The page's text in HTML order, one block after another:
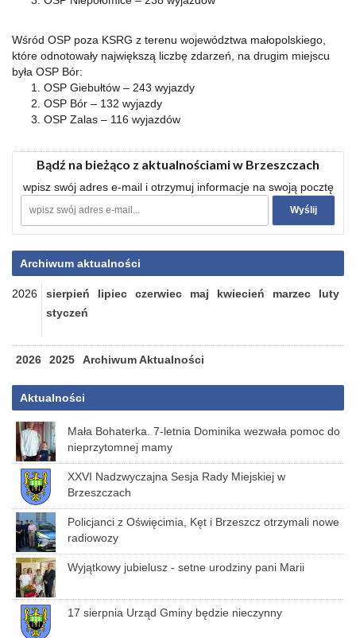
Wśród OSP poza KSRG z terenu województwa małopolskiego,
które odnotowały największą liczbę zdarzeń, na drugim miejscu
była OSP Bór:
OSP Giebułtów – 243 wyjazdy
OSP Bór – 132 wyjazdy
OSP Zalas – 116 wyjazdów
Bądź na bieżąco z aktualnościami w Brzeszczach
wpisz swój adres e-mail i otrzymuj informacje na swoją pocztę
Archiwum aktualności
2026 sierpień lipiec czerwiec maj kwiecień marzec
luty
styczeń
2026 2025 Archiwum Aktualności
Aktualności
Mała Bohaterka. 7-letnia Dominika wezwała pomoc do
nieprzytomnej mamy
XXVI Nadzwyczajna Sesja Rady Miejskiej w
Brzeszczach
Policjanci z Oświęcimia, Kęt i Brzeszcz otrzymali nowe
radiowozy
Wyjątkowy jubielusz - setne urodziny pani Marii
17 sierpnia Urząd Gminy będzie nieczynny